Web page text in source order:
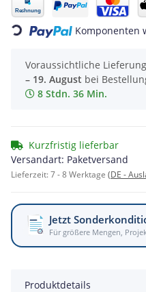
Loading... Komponenten
Voraussichtliche
– 19. August bei
8 Stdn. 36 Min.
Kurzfristig lieferbar
Versandart: Paketversand
Lieferzeit:7 - 8 Werktage (DE -
Jetzt
Für größere Mengen,
Produktdetails